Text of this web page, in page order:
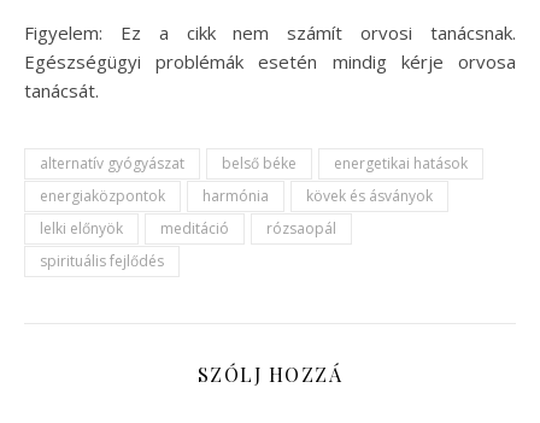
Figyelem: Ez a cikk nem számít orvosi tanácsnak.
Egészségügyi problémák esetén mindig kérje orvosa
tanácsát.
alternatív gyógyászat belső béke
energetikai hatások
energiaközpontok
harmónia
kövek és ásványok
lelki előnyök
meditáció
rózsaopál
spirituális fejlődés
SZÓLJ HOZZÁ